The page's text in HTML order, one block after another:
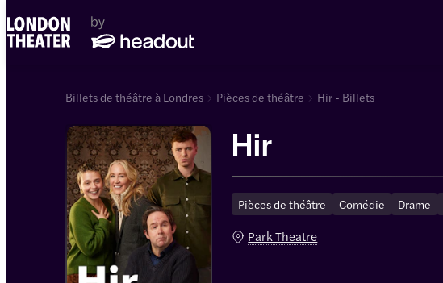
Billets de théâtre à Londres Pièces de théâtre Hir - Billets
Hir
Pièces de théâtre Comédie Drame
Park Theatre